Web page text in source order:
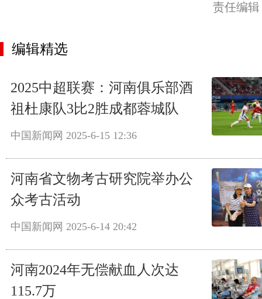
责任编
编辑精选
2025中超联赛：河南俱乐部酒
祖杜康队3比2胜成都蓉城队
中国新闻网 2025-6-15 12:36
河南省文物考古研究院举办公
众考古活动
中国新闻网 2025-6-14 20:42
河南2024年无偿献血人次达
115.7万